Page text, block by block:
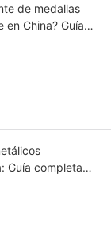
de medallas
en China? Guía
Guía completa